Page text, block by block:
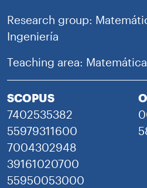
Research group:
Ingeniería
Teaching area:
SCOPUS
7402535382
55979311600
7004302948
39161020700
55950053000